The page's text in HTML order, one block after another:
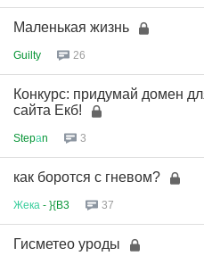
Маленькая жизнь
Guilty 26
Конкурс: придумай домен
сайта Екб!
Stepаn 3
как боротся с гневом?
Жека - }{B3 37
Гисметео уроды